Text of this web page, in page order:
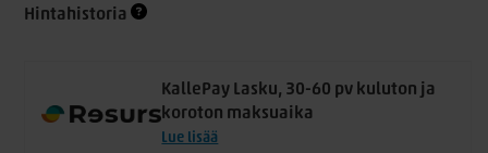
Hintahistoria
KallePay Lasku, 30-60 pv kuluton ja
koroton maksuaika
Lue lisää